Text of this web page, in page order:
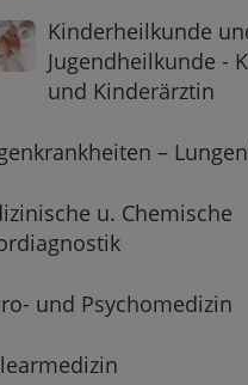
Kinderheilkunde
Jugendheilkunde -
und Kinderärztin
–
u. Chemische
und Psychomedizin